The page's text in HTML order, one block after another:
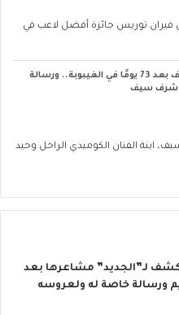
فيران توريس جائزة أفضل لاعب في
وفاة إيمان وحيد سيف بعد 73 يومًا في الغيبوبة.. ورسالة
أشرف سيف
ابنة الفنان الكوميدي الراحل وحيد
لـ”الجديد” مشاعرها بعد
ورسالة خاصة له ولعروسه